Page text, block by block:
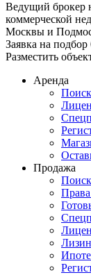
Ведущий брокер
коммерческой
Москвы и
Заявка на подбор
Разместить
Аренда
Продажа